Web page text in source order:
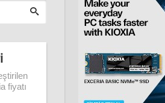
fiyatı